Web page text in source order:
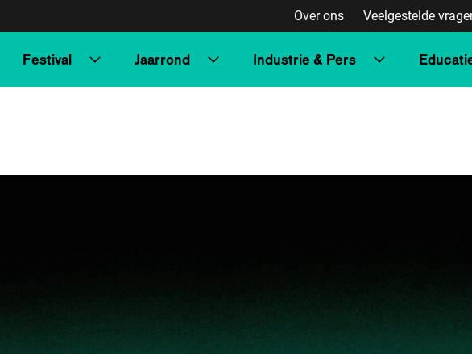
Over ons Veelgestelde
Festival Jaarrond Industrie & Pers